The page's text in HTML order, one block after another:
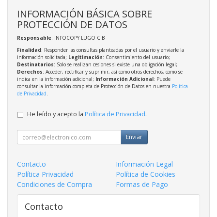
INFORMACIÓN BÁSICA SOBRE
PROTECCIÓN DE DATOS
Responsable: INFOCOPY LUGO C.B
Finalidad: Responder las consultas planteadas por el usuario y enviarle la
información solicitada; Legitimación: Consentimiento del usuario;
Destinatarios: Solo se realizan cesiones si existe una obligación legal;
Derechos: Acceder, rectificar y suprimir, así como otros derechos, como se
indica en la información adicional; Información Adicional: Puede
consultar la información completa de Protección de Datos en nuestra Política
de Privacidad.
He leído y acepto la Política de Privacidad.
Enviar
Contacto
Información Legal
Política Privacidad
Política de Cookies
Condiciones de Compra
Formas de Pago
Contacto